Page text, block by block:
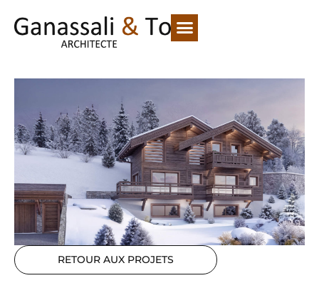
RETOUR AUX PROJETS